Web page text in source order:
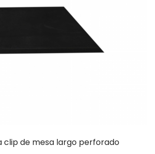
clip de mesa largo perforado